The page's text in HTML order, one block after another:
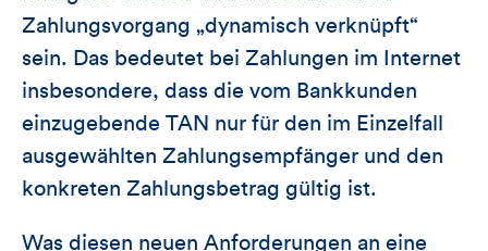
Zahlungsvorgang „dynamisch verknüpft“
sein. Das bedeutet bei Zahlungen im Internet
insbesondere, dass die vom Bankkunden
einzugebende TAN nur für den im Einzelfall
ausgewählten Zahlungsempfänger und den
konkreten Zahlungsbetrag gültig ist.
Was diesen neuen Anforderungen an eine